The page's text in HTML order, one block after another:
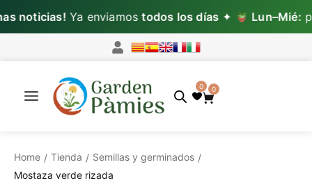
Ya enviamostodos los días✦ Lun–Mié:
0 0
Home / Tienda / Semillas y germinados /
Mostaza verde rizada